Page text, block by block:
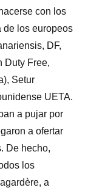
con los
de los europeos
DF,
Duty Free,
Setur
UETA.
a pujar por
a ofertar
De hecho,
los
a